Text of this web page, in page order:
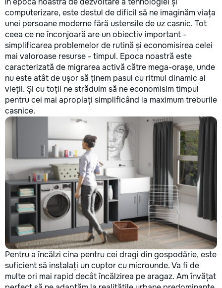
reparație veți rămâne cu schema
comunicațiilor ascunse și
fotografiile tuturor etapelor
importante. Curățenie
profesională Predăm
apartamentul complet pregătit
pentru locuit – curat, fără praf și
fără deșeuri de construcție.
Prețuri orientative pentru
materiale: Prețurile depind de țara
producătorului, brand, colecție și
categoria produsului. Gresie
porțelanată – de la 350–800+
lei/m² Laminat – de la 180–450+
lei/m² Materiale pentru lucrări
brute – de la 1 500–2 500 lei/m²
de apartament Uși interioare – de
la 2 500–7 000+ lei/set Tavan
extensibil – de la 120–200 lei/m²
Calitatea noastră – confortul
dumneavoastră! Realizăm
interiorul cât mai aproape posibil
de proiectul de design, cu atenție
la fiecare detaliu. Contactați-ne
pentru o consultație gratuită și un
deviz fără obligații: 069 376 542
+373 603 31 178 Viber | WhatsApp
| Telegram Disponibili zilnic pentru
consultații și programări. Deviz
не включается?
покупать новую!
бюджет.
computerizare, este destul de dificil să ne imaginăm viața
unei persoane moderne fără ustensile de uz casnic. Tot
ceea ce ne înconjoară are un obiectiv important -
simplificarea problemelor de rutină și economisirea celei
mai valoroase resurse - timpul. Epoca noastră este
caracterizată de migrarea activă către mega-orașe, unde
nu este atât de ușor să ținem pasul cu ritmul dinamic al
vieții. Și cu toții ne străduim să ne economisim timpul
pentru cei mai apropiați simplificând la maximum treburile
casnice.
Pentru a încălzi cina pentru cei dragi din gospodărie, este
suficient să instalați un cuptor cu microunde. Va fi de
multe ori mai rapid decât încălzirea pe aragaz. Am învățat